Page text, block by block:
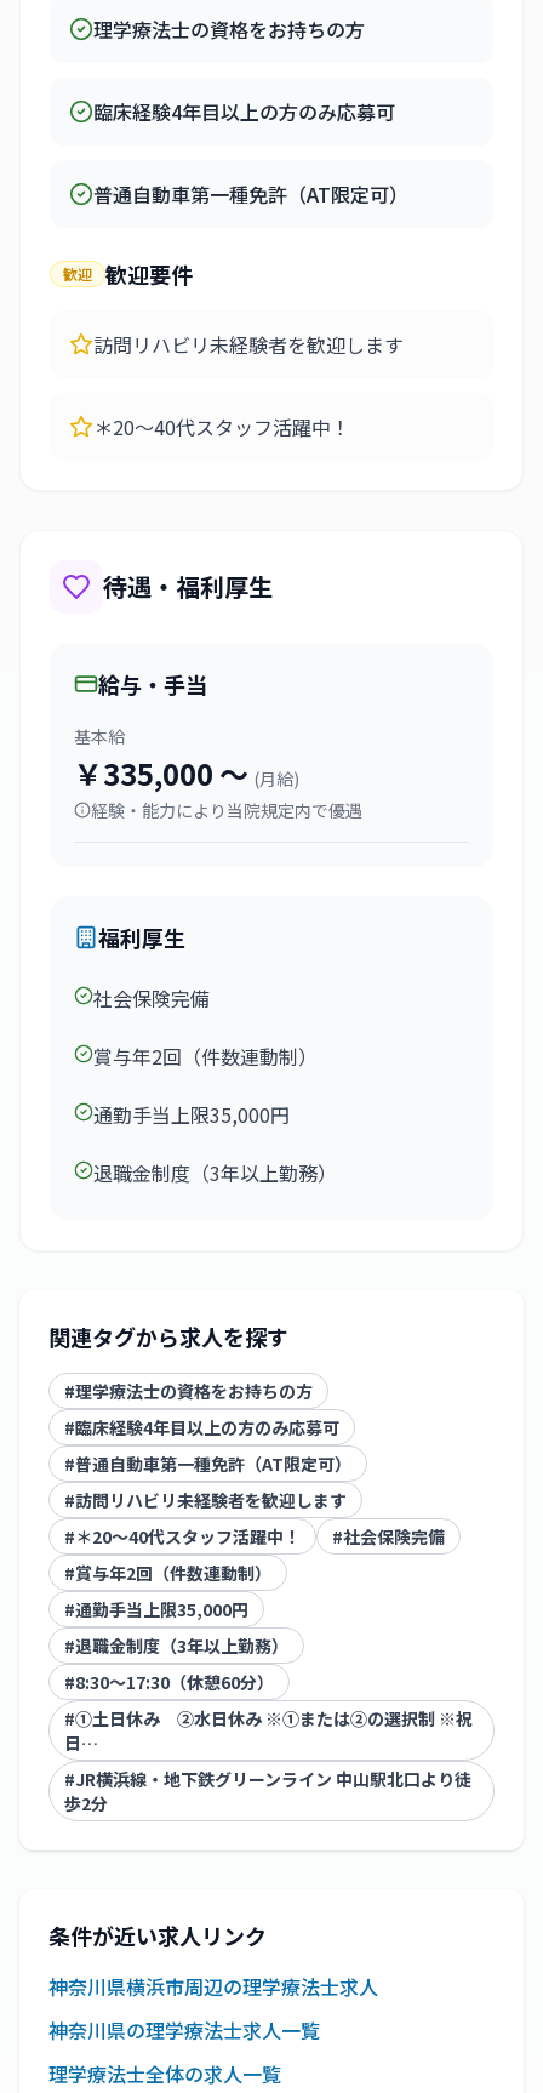
理学療法士の資格をお持ちの方
臨床経験4年目以上の方のみ応募可
普通自動車第一種免許（AT限定可）
歓迎 歓迎要件
訪問リハビリ未経験者を歓迎します
＊20～40代スタッフ活躍中！
待遇・福利厚生
給与・手当
基本給
￥335,000 〜 (月給)
経験・能力により当院規定内で優遇
福利厚生
社会保険完備
賞与年2回（件数連動制）
通勤手当上限35,000円
退職金制度（3年以上勤務）
関連タグから求人を探す
#理学療法士の資格をお持ちの方
#臨床経験4年目以上の方のみ応募可
#普通自動車第一種免許（AT限定可）
#訪問リハビリ未経験者を歓迎します
#＊20～40代スタッフ活躍中！ #社会保険完備
#賞与年2回（件数連動制）
#通勤手当上限35,000円
#退職金制度（3年以上勤務）
#8:30～17:30（休憩60分）
#①土日休み ②水日休み ※①または②の選択制 ※祝
日…
#JR横浜線・地下鉄グリーンライン 中山駅北口より徒
歩2分
条件が近い求人リンク
神奈川県横浜市周辺の理学療法士求人
神奈川県の理学療法士求人一覧
理学療法士全体の求人一覧